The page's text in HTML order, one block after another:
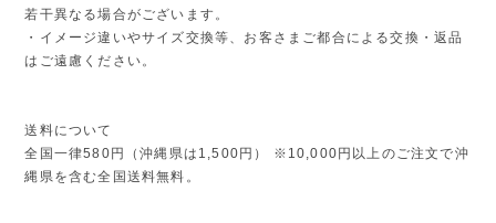
若干異なる場合がございます。
・イメージ違いやサイズ交換等、お客さまご都合による交換・返品
はご遠慮ください。
送料について
全国一律580円（沖縄県は1,500円） ※10,000円以上のご注文で沖
縄県を含む全国送料無料。